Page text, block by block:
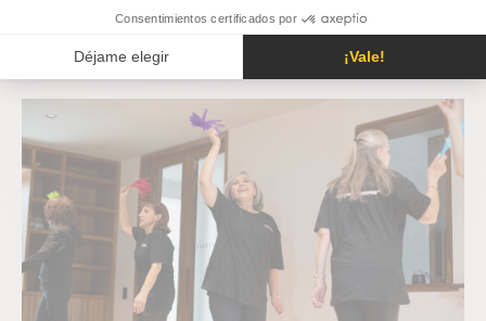
lienzo en blancoy tengo todos los colores en mis manos,
quiero llenarlo con nuevas risas, proyectos y una que otra
clase de baile.